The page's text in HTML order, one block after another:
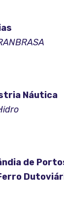
Náutica
de